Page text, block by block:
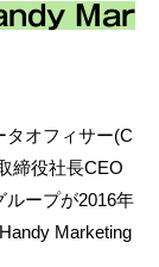
Mar
タオフィサー(C
締役社長CEO
ープが2016年
Marketing